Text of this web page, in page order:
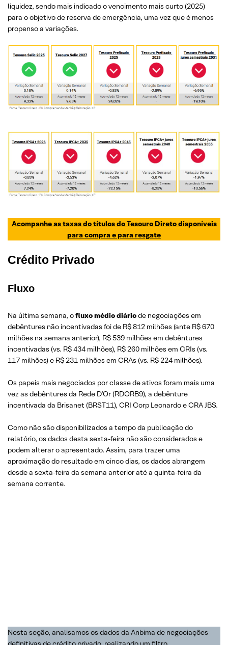
liquidez, sendo mais indicado o vencimento mais curto (2025)
para o objetivo de reserva de emergência, uma vez que é menos
propenso a variações.
Acompanhe as taxas do títulos do Tesouro Direto disponíveis
para compra e para resgate
Crédito Privado
Fluxo
Na última semana, ofluxo médio diáriode negociações em
debêntures não incentivadas foi de R$ 812 milhões (ante R$ 670
milhões na semana anterior), R$ 539 milhões em debêntures
incentivadas (vs. R$ 434 milhões), R$ 260 milhões em CRIs (vs.
117 milhões) e R$ 231 milhões em CRAs (vs. R$ 224 milhões).
Os papeis mais negociados por classe de ativos foram mais uma
vez as debêntures da Rede D’Or (RDORB9), a debênture
incentivada da Brisanet (BRST11), CRI Corp Leonardo e CRA JBS.
Como não são disponibilizados a tempo da publicação do
relatório, os dados desta sexta-feira não são considerados e
podem alterar o apresentado. Assim, para trazer uma
aproximação do resultado em cinco dias, os dados abrangem
desde a sexta-feira da semana anterior até a quinta-feira da
semana corrente.
Nesta seção, analisamos os dados da Anbima de negociações